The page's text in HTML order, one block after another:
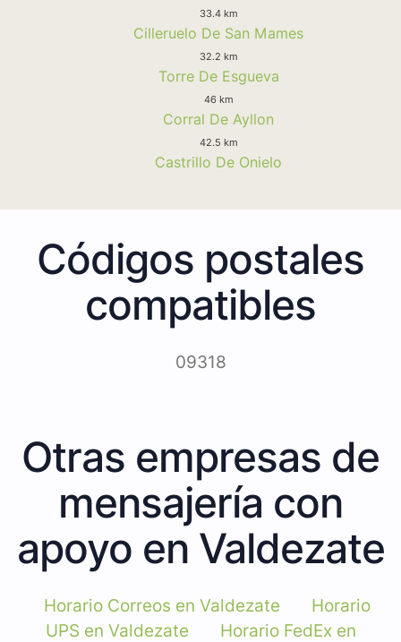
33.4 km
Cilleruelo De San Mames
32.2 km
Torre De Esgueva
46 km
Corral De Ayllon
42.5 km
Castrillo De Onielo
Códigos postales
compatibles
09318
Otras empresas de
mensajería con
apoyo en Valdezate
Horario Correos en Valdezate
Horario
UPS en Valdezate
Horario FedEx en